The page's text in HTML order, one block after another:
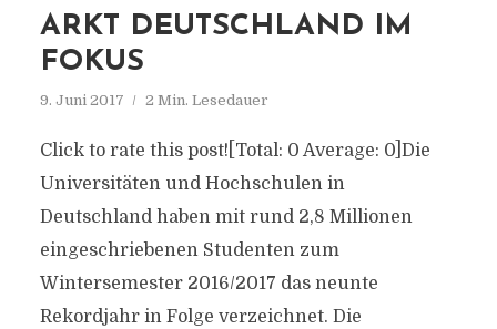
ARKT DEUTSCHLAND IM
FOKUS
9. Juni 2017 2 Min. Lesedauer
Click to rate this post![Total: 0 Average: 0]Die
Universitäten und Hochschulen in
Deutschland haben mit rund 2,8 Millionen
eingeschriebenen Studenten zum
Wintersemester 2016/2017 das neunte
Rekordjahr in Folge verzeichnet. Die